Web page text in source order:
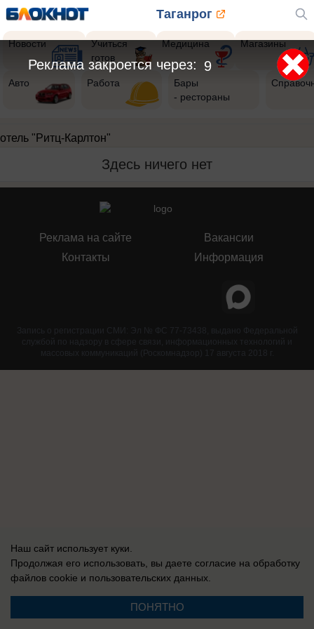
Таганрог
Новости
Учиться
готов
Медицина Магазины
Авто Работа
Бары
- рестораны
отель "Ритц-Карлтон"
Здесь ничего нет
Реклама на сайте
Контакты
Вакансии
Информация
Запись о регистрации СМИ: Эл № ФС 77-73438, выдано Федеральной
службой по надзору в сфере связи, информационных технологий и
массовых коммуникаций (Роскомнадзор) 17 августа 2018 г.
Наш сайт использует куки.
Продолжая его использовать, вы даете согласие на обработку
файлов cookie и пользовательских данных.
ПОНЯТНО
8
Реклама закроется через: